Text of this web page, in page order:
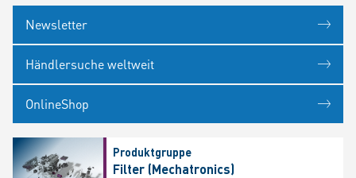
Newsletter
Händlersuche weltweit
OnlineShop
Produktgruppe
Filter (Mechatronics)